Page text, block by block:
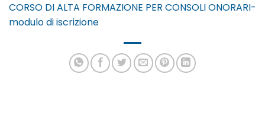
CORSO DI ALTA FORMAZIONE PER CONSOLI ONORARI-
modulo di iscrizione